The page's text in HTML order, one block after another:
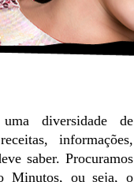
diversidade de
informações,
saber. Procuramos
Minutos, ou seja, o